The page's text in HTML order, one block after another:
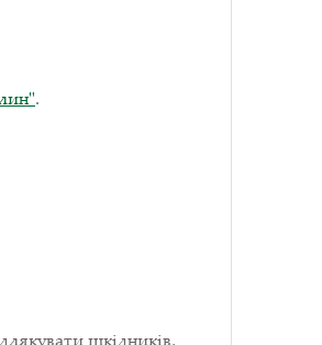
.
шкідників,